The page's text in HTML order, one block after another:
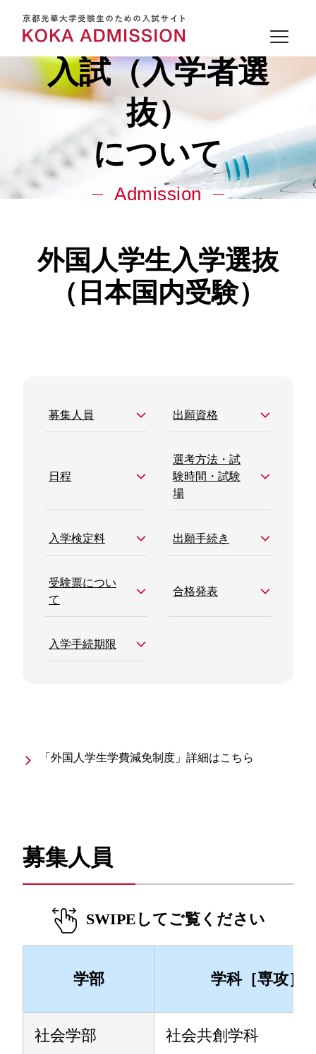
入試（入学者選
抜）
について
Admission
外国人学生入学選抜
（日本国内受験）
募集人員 出願資格
日程
選考方法・試
験時間・試験
場
入学検定料 出願手続き
受験票につい
て
合格発表
入学手続期限
「外国人学生学費減免制度」詳細はこちら
募集人員
SWIPEしてご覧ください
学部 学科［専攻］
社会学部 社会共創学科